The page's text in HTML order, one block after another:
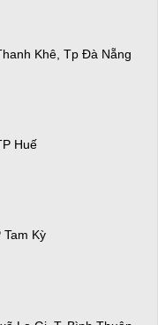
Khê, Tp Đà Nẵng
Huế
Kỳ